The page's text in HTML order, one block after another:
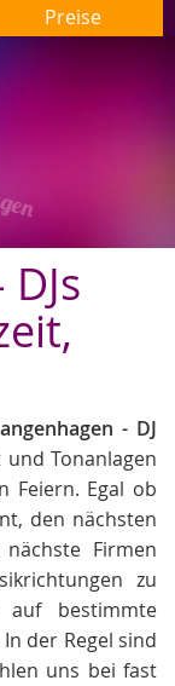
Preise
- DJ
Tonanlagen
Feiern. Egal ob
den nächsten
Firmen
zu
auf bestimmte
In der Regel sind
uns bei fast